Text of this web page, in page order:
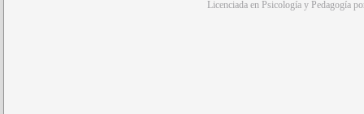
Licenciada en Psicología y Pedagogía